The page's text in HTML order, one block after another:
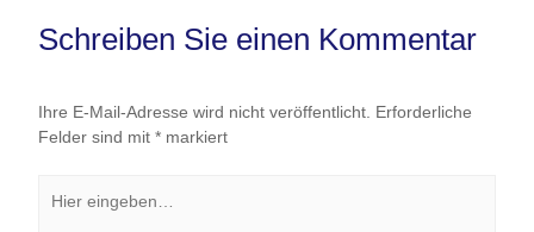
Schreiben Sie einen Kommentar
Ihre E-Mail-Adresse wird nicht veröffentlicht. Erforderliche
Felder sind mit *markiert
eingeben…